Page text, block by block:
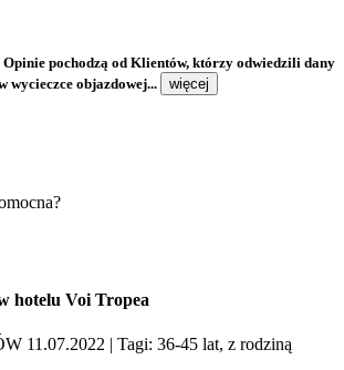
Opinie pochodzą od Klientów, którzy odwiedzili dany
wycieczce objazdowej...
więcej
hotelu Voi Tropea
11.07.2022 | Tagi: 36-45 lat, z rodziną